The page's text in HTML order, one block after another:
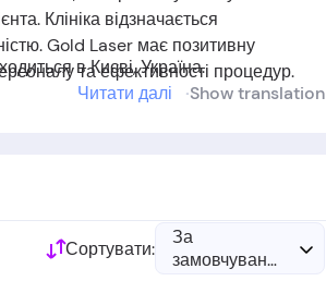
Клініка відзначається
Gold Laser має позитивну
та ефективності процедур.
в Києві, Україна.
Читати далі Show translation
Сортувати:
За
замовчуванням